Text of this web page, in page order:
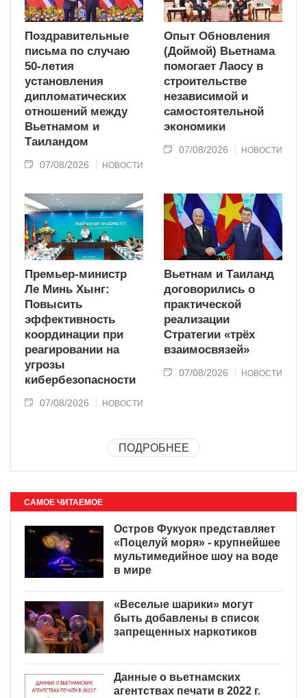
Поздравительные
письма по случаю
50-летия
установления
дипломатических
отношений между
Вьетнамом и
Таиландом
07/08/2026 НОВОСТИ
Опыт Обновления
(Доймой) Вьетнама
помогает Лаосу в
строительстве
независимой и
самостоятельной
экономики
07/08/2026 НОВОСТИ
Премьер-министр
Ле Минь Хынг:
Повысить
эффективность
координации при
реагировании на
угрозы
кибербезопасности
07/08/2026 НОВОСТИ
Вьетнам и Таиланд
договорились о
практической
реализации
Стратегии «трёх
взаимосвязей»
07/08/2026 НОВОСТИ
ПОДРОБНЕЕ
САМОЕ ЧИТАЕМОЕ
Остров Фукуок представляет
«Поцелуй моря» - крупнейшее
мультимедийное шоу на воде
в мире
«Веселые шарики» могут
быть добавлены в список
запрещенных наркотиков
Данные о вьетнамских
агентствах печати в 2022 г.